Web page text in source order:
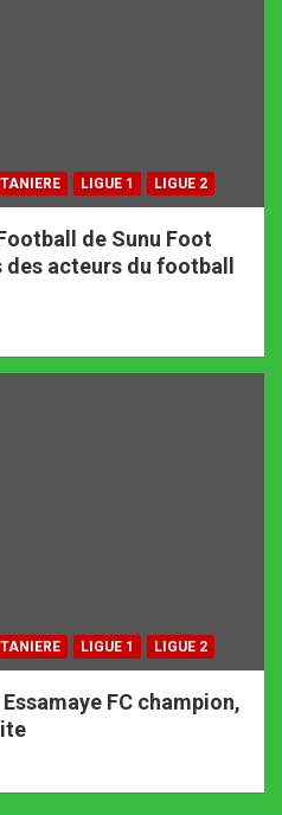
LIGUE 1 LIGUE 2
de Sunu Foot
des acteurs du football
LIGUE 1 LIGUE 2
FC champion,